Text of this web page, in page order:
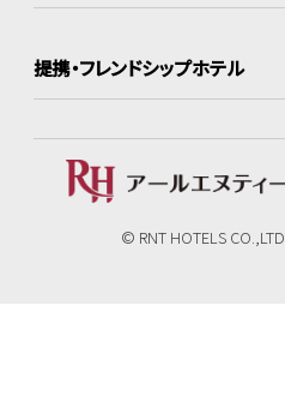
提携・フレンドシップホテル
© RNT HOTELS